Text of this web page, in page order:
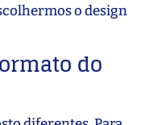
o design
do